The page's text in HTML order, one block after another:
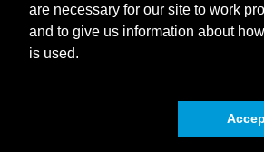
are necessary for our site to work
and to give us information about
is used.